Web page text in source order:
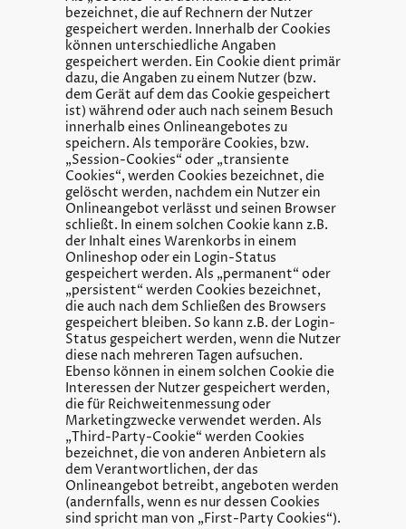
bezeichnet, die auf Rechnern der Nutzer
gespeichert werden. Innerhalb der Cookies
können unterschiedliche Angaben
gespeichert werden. Ein Cookie dient primär
dazu, die Angaben zu einem Nutzer (bzw.
dem Gerät auf dem das Cookie gespeichert
ist) während oder auch nach seinem Besuch
innerhalb eines Onlineangebotes zu
speichern. Als temporäre Cookies, bzw.
„Session-Cookies“ oder „transiente
Cookies“, werden Cookies bezeichnet, die
gelöscht werden, nachdem ein Nutzer ein
Onlineangebot verlässt und seinen Browser
schließt. In einem solchen Cookie kann z.B.
der Inhalt eines Warenkorbs in einem
Onlineshop oder ein Login-Status
gespeichert werden. Als „permanent“ oder
„persistent“ werden Cookies bezeichnet,
die auch nach dem Schließen des Browsers
gespeichert bleiben. So kann z.B. der Login-
Status gespeichert werden, wenn die Nutzer
diese nach mehreren Tagen aufsuchen.
Ebenso können in einem solchen Cookie die
Interessen der Nutzer gespeichert werden,
die für Reichweitenmessung oder
Marketingzwecke verwendet werden. Als
„Third-Party-Cookie“ werden Cookies
bezeichnet, die von anderen Anbietern als
dem Verantwortlichen, der das
Onlineangebot betreibt, angeboten werden
(andernfalls, wenn es nur dessen Cookies
sind spricht man von „First-Party Cookies“).